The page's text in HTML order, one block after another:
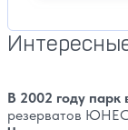
В 2002 году
резерватов